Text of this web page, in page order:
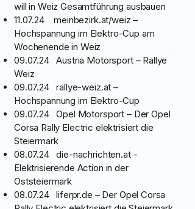
will in Weiz Gesamtführung ausbauen
11.07.24 meinbezirk.at/weiz –
Hochspannung im Elektro-Cup am
Wochenende in Weiz
09.07.24 Austria Motorsport – Rallye
Weiz
09.07.24 rallye-weiz.at –
Hochspannung im Elektro-Cup
09.07.24 Opel Motorsport – Der Opel
Corsa Rally Electric elektrisiert die
Steiermark
08.07.24 die-nachrichten.at -
Elektrisierende Action in der
Oststeiermark
08.07.24 liferpr.de – Der Opel Corsa